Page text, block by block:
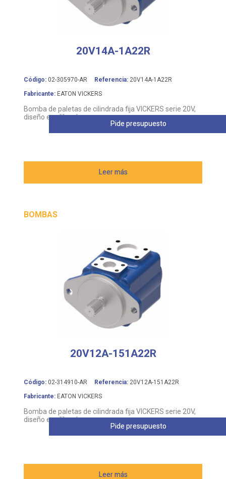
20V14A-1A22R
Código: 02-305970-AR Referencia: 20V14A-1A22R
Fabricante: EATON VICKERS
Bomba de paletas de cilindrada fija VICKERS serie 20V,
diseño equilibrado
Leer más
Pide presupuesto
BOMBAS
20V12A-151A22R
Código: 02-314910-AR Referencia: 20V12A-151A22R
Fabricante: EATON VICKERS
Bomba de paletas de cilindrada fija VICKERS serie 20V,
diseño equilibrado
Leer más
Pide presupuesto